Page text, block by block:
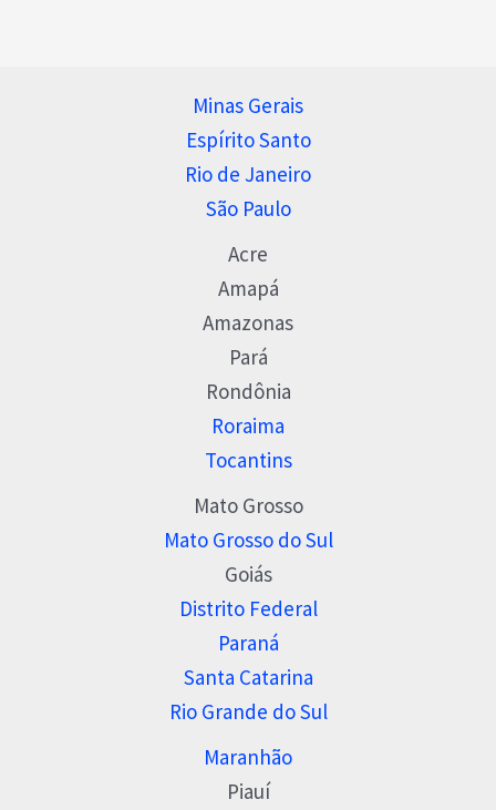
Minas Gerais
Espírito Santo
Rio de Janeiro
São Paulo
Acre
Amapá
Amazonas
Pará
Rondônia
Roraima
Tocantins
Mato Grosso
Mato Grosso do Sul
Goiás
Distrito Federal
Paraná
Santa Catarina
Rio Grande do Sul
Maranhão
Piauí